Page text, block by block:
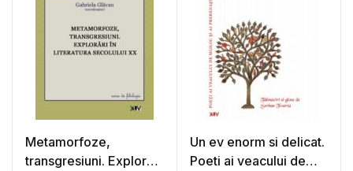
Metamorfoze,
transgresiuni. Explorari
Un ev enorm si delicat.
Poeti ai veacului de